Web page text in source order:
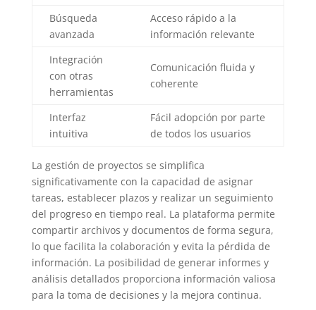
Búsqueda
avanzada
Acceso rápido a la
información relevante
Integración
con otras
herramientas
Comunicación fluida y
coherente
Interfaz
intuitiva
Fácil adopción por parte
de todos los usuarios
La gestión de proyectos se simplifica
significativamente con la capacidad de asignar
tareas, establecer plazos y realizar un seguimiento
del progreso en tiempo real. La plataforma permite
compartir archivos y documentos de forma segura,
lo que facilita la colaboración y evita la pérdida de
información. La posibilidad de generar informes y
análisis detallados proporciona información valiosa
para la toma de decisiones y la mejora continua.